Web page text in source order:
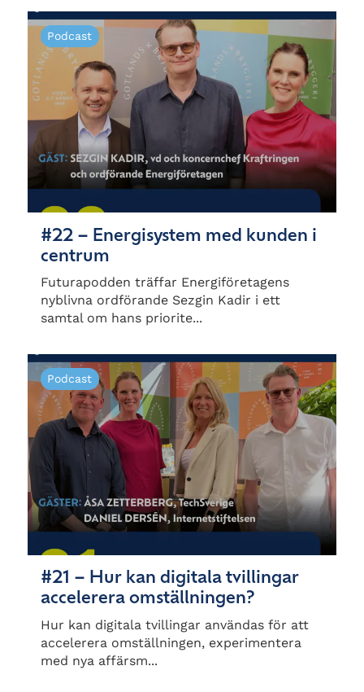
Podcast
#22 – Energisystem med kunden i
centrum
Futurapodden träffar Energiföretagens
nyblivna ordförande Sezgin Kadir i ett
samtal om hans priorite...
Podcast
#21 – Hur kan digitala tvillingar
accelerera omställningen?
Hur kan digitala tvillingar användas för att
accelerera omställningen, experimentera
med nya affärsm...